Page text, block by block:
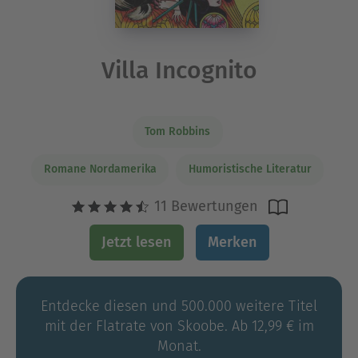
Villa Incognito
Tom Robbins
Romane Nordamerika Humoristische Literatur
11 Bewertungen
Jetzt lesen Merken
Entdecke diesen und 500.000 weitere Titel
mit der Flatrate von Skoobe. Ab 12,99 € im
Monat.